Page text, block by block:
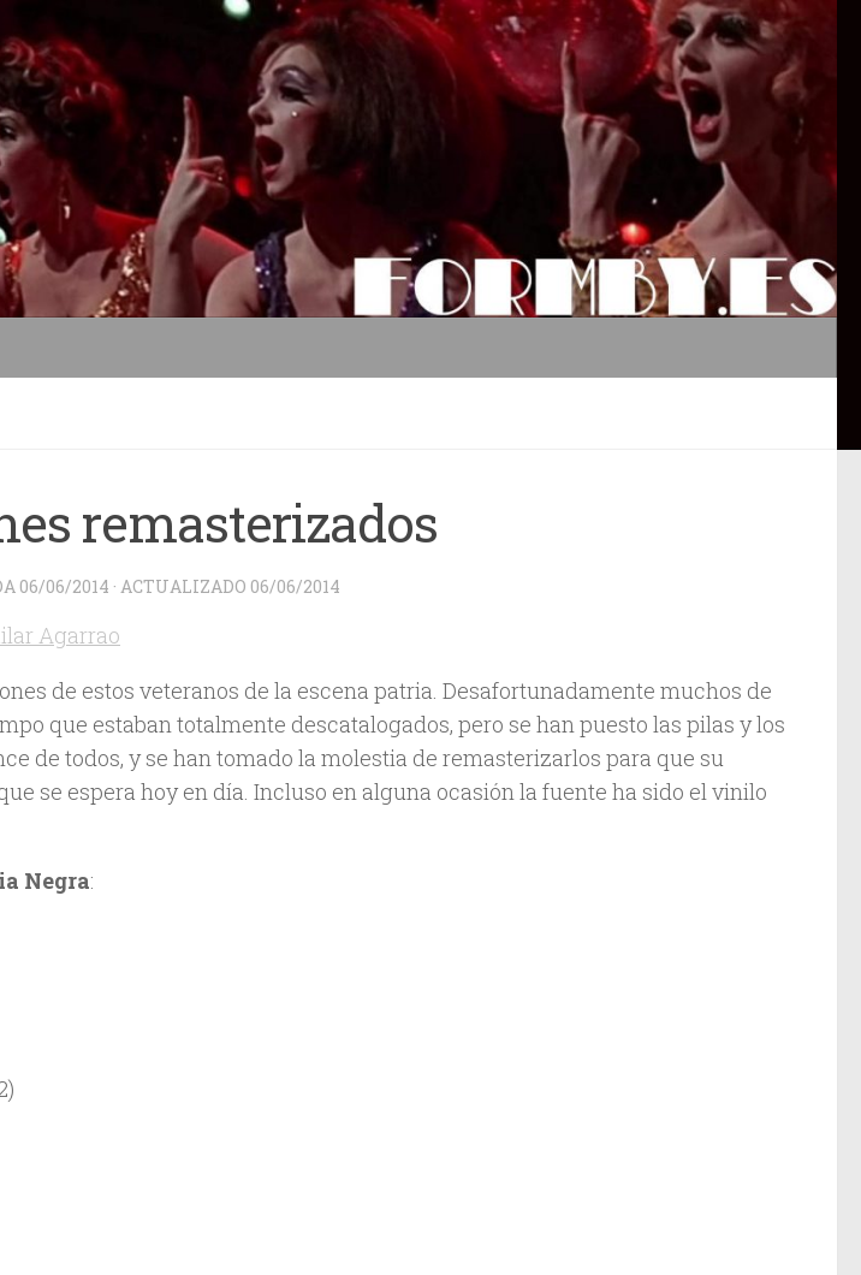
remasterizados
06/06/2014 · ACTUALIZADO 06/06/2014
de estos veteranos de la escena patria. Desafortunadamente muchos de
que estaban totalmente descatalogados, pero se han puesto las pilas y los
de todos, y se han tomado la molestia de remasterizarlos para que su
se espera hoy en día. Incluso en alguna ocasión la fuente ha sido el vinilo
Negra: